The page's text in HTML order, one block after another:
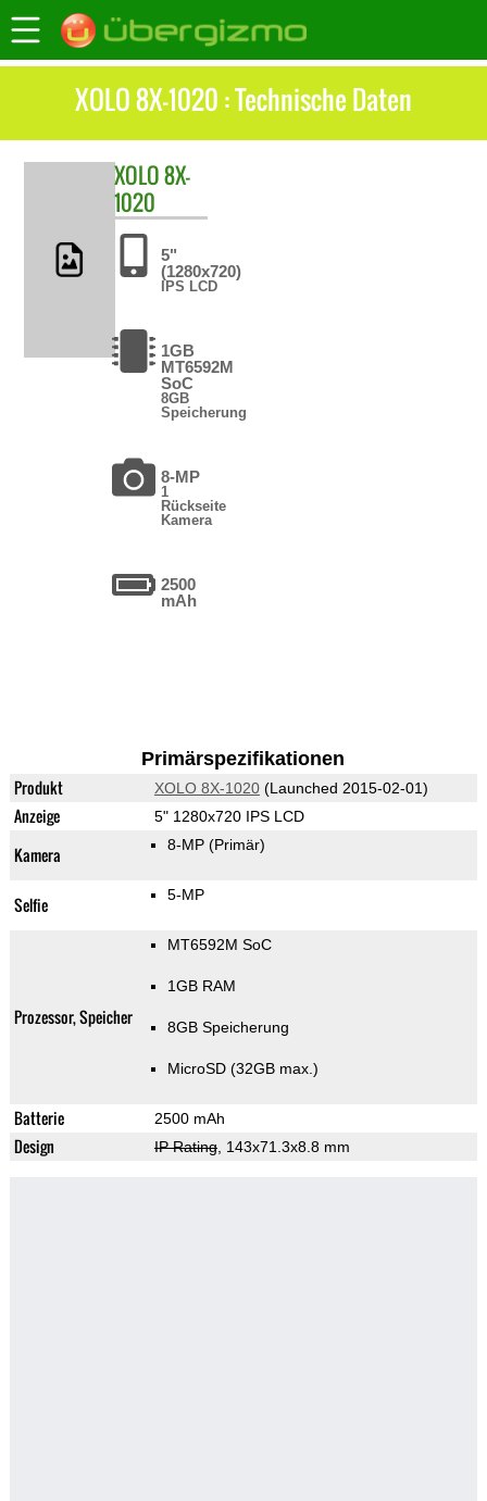
XOLO 8X-1020 : Technische Daten
XOLO8X-
1020
5"
(1280x720)
IPS LCD
1GB
MT6592M
SoC
8GB
Speicherung
8-MP
1
Rückseite
Kamera
2500
mAh
Primärspezifikationen
Produkt XOLO 8X-1020(Launched 2015-02-01)
Anzeige 5" 1280x720 IPS LCD
Kamera 8-MP (Primär)
Selfie 5-MP
Prozessor, Speicher
MT6592M SoC
1GB RAM
8GB Speicherung
MicroSD (32GB max.)
Batterie 2500 mAh
Design IP Rating, 143x71.3x8.8 mm